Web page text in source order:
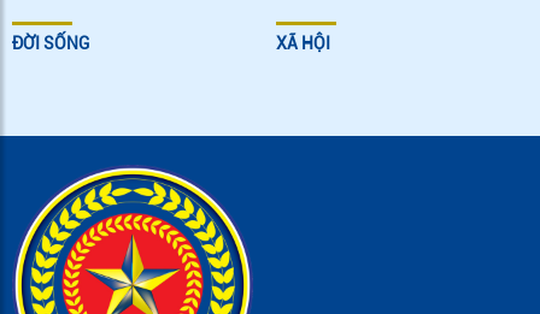
ĐỜI SỐNG XÃ HỘI